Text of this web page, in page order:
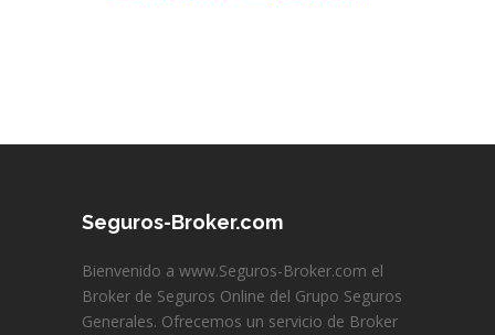
Seguros-Broker.com
Bienvenido a www.Seguros-Broker.com el
Broker de Seguros Online del Grupo Seguros
Generales. Ofrecemos un servicio de Broker